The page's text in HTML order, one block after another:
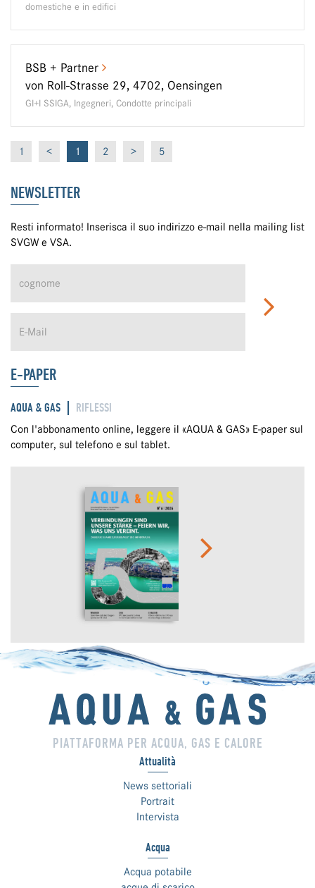
domestiche e in edifici
BSB + Partner
von Roll-Strasse 29, 4702, Oensingen
GI+I SSIGA, Ingegneri, Condotte principali
1 < 1 2 > 5
NEWSLETTER
Resti informato! Inserisca il suo indirizzo e-mail nella mailing list
SVGW e VSA.
E-PAPER
AQUA & GAS RIFLESSI
Con l'abbonamento online, leggere il «AQUA & GAS» E-paper sul
computer, sul telefono e sul tablet.
PIATTAFORMA PER ACQUA, GAS E CALORE
Attualità
News settoriali
Portrait
Intervista
Acqua
Acqua potabile